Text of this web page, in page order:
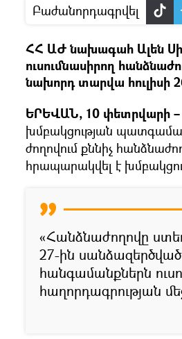
Բաժանորդագրվել
ՀՀ ԱԺ նախագահ Ալեն
ուսումնասիրող
նախորդ տարվա հուլիսի
ԵՐԵՎԱՆ, 10 փետրվարի –
խմբակցության
ժողովում քննիչ
հրապարակվել է
«Հանձնաժողովը
27-ին սանձազերծված
հանգամանքներն
հաղորդագրության